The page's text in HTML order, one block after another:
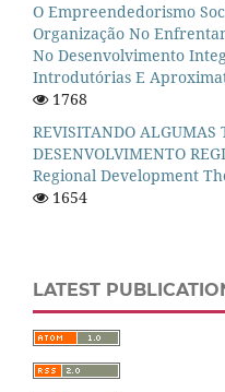
O Empreendedorismo
Organização No
No Desenvolvimento
Introdutórias E
1768
REVISITANDO ALGUMAS
DESENVOLVIMENTO
Regional Development
1654
LATEST